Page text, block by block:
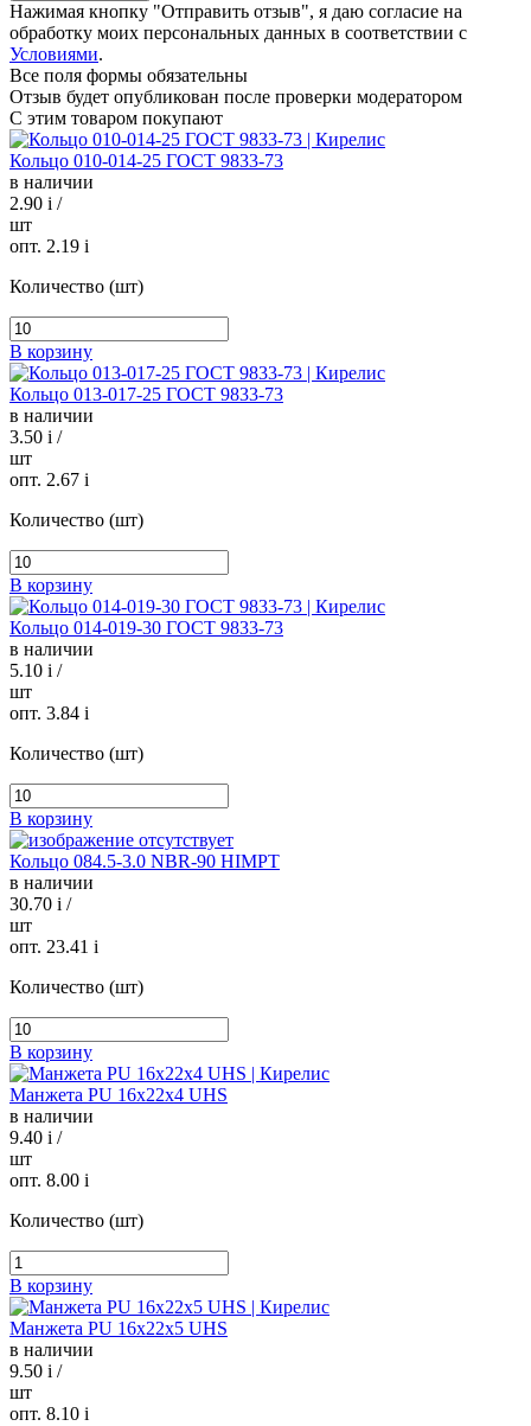
Нажимая кнопку "Отправить отзыв", я даю согласие на
обработку моих персональных данных в соответствии с
Условиями.
Все поля формы обязательны
Отзыв будет опубликован после проверки модератором
С этим товаром покупают
Кольцо 010-014-25 ГОСТ 9833-73
в наличии
2.90 i /
шт
опт. 2.19 i
Количество (шт)
В корзину
Кольцо 013-017-25 ГОСТ 9833-73
в наличии
3.50 i /
шт
опт. 2.67 i
Количество (шт)
В корзину
Кольцо 014-019-30 ГОСТ 9833-73
в наличии
5.10 i /
шт
опт. 3.84 i
Количество (шт)
В корзину
Кольцо 084.5-3.0 NBR-90 HIMPT
в наличии
30.70 i /
шт
опт. 23.41 i
Количество (шт)
В корзину
Манжета PU 16х22х4 UHS
в наличии
9.40 i /
шт
опт. 8.00 i
Количество (шт)
В корзину
Манжета PU 16х22х5 UHS
в наличии
9.50 i /
шт
опт. 8.10 i